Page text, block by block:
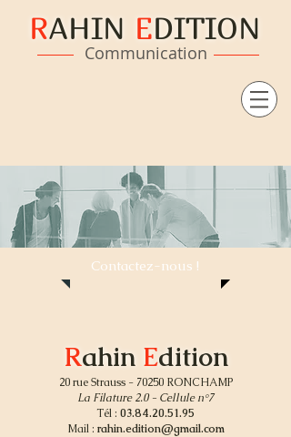
RAHIN EDITION
Communication
Contactez-nous !
RahinEdition
20 rue Strauss - 70250 RONCHAMP
La Filature 2.0 - Cellule n°7
Tél : 03.84.20.51.95
Mail : rahin.edition@gmail.com